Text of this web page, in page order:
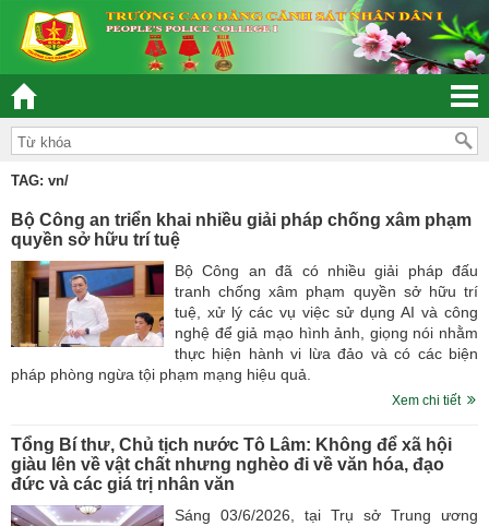
“ĐOÀN KẾT – DÂN CHỦ - KỶ CƯƠNG – TRÁCH
TAG: vn/
Bộ Công an triển khai nhiều giải pháp chống xâm phạm
quyền sở hữu trí tuệ
Bộ Công an đã có nhiều giải pháp đấu
tranh chống xâm phạm quyền sở hữu trí
tuệ, xử lý các vụ việc sử dụng AI và công
nghệ để giả mạo hình ảnh, giọng nói nhằm
thực hiện hành vi lừa đảo và có các biện
pháp phòng ngừa tội phạm mạng hiệu quả.
Xem chi tiết
Tổng Bí thư, Chủ tịch nước Tô Lâm: Không để xã hội
giàu lên về vật chất nhưng nghèo đi về văn hóa, đạo
đức và các giá trị nhân văn
Sáng 03/6/2026, tại Trụ sở Trung ương